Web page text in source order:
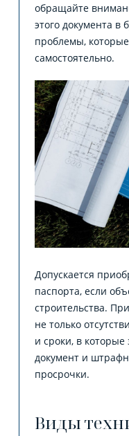
обращайте
этого документа в
проблемы,
самостоятельно.
Допускается
паспорта, если
строительства.
не только
и сроки, в которые
документ и
просрочки.
Виды